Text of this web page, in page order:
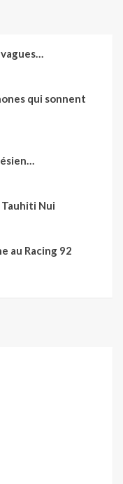
qui sonnent
Nui
au Racing 92